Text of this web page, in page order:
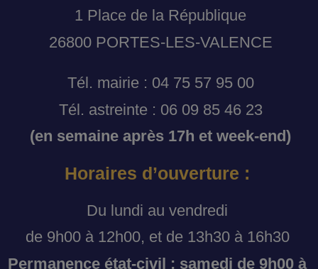
1 Place de la République
26800 PORTES-LES-VALENCE
Tél. mairie : 04 75 57 95 00
Tél. astreinte : 06 09 85 46 23
(en semaine après 17h et week-end)
Horaires d’ouverture :
Du lundi au vendredi
de 9h00 à 12h00, et de 13h30 à 16h30
Permanence état-civil : samedi de 9h00 à